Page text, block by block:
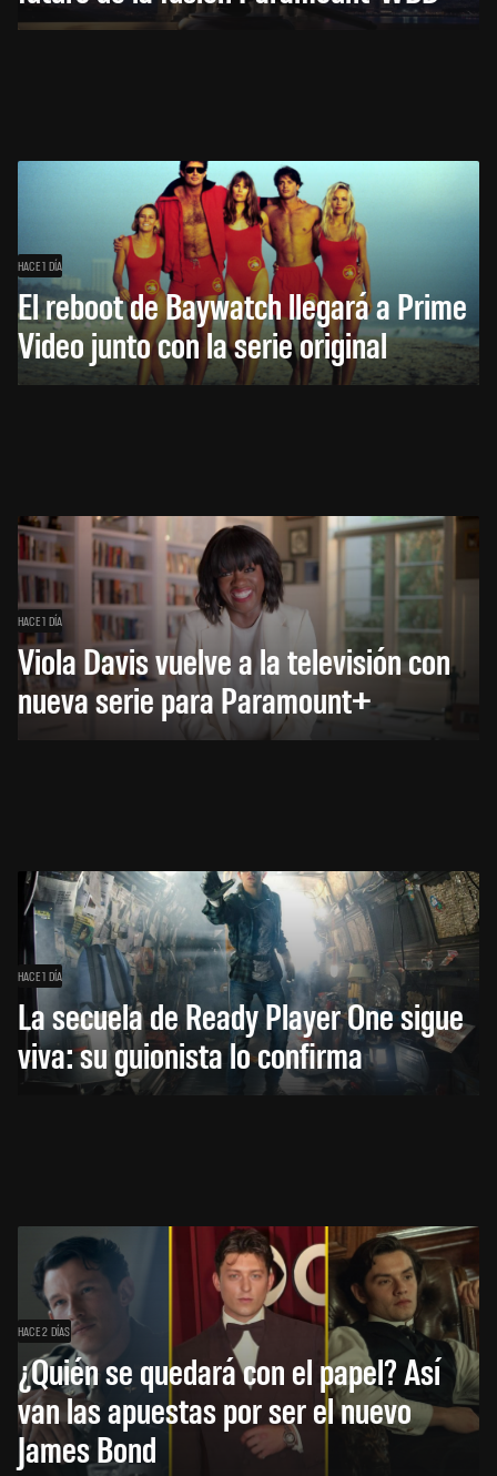
HACE 1 DÍA
El reboot de Baywatch llegará a Prime
Video junto con la serie original
HACE 1 DÍA
Viola Davis vuelve a la televisión con
nueva serie para Paramount+
HACE 1 DÍA
La secuela de Ready Player One sigue
viva: su guionista lo confirma
HACE 2 DÍAS
¿Quién se quedará con el papel? Así
van las apuestas por ser el nuevo
James Bond